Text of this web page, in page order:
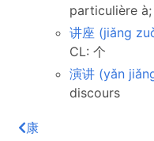
particulière
讲座 (jiǎng
CL: 个
演讲 (yǎn
discours
康